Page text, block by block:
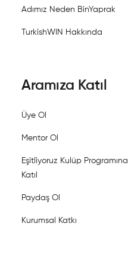
Adımız Neden BinYaprak
TurkishWIN Hakkında
Aramıza Katıl
Üye Ol
Mentor Ol
Eşitliyoruz Kulüp Programına
Katıl
Paydaş Ol
Kurumsal Katkı